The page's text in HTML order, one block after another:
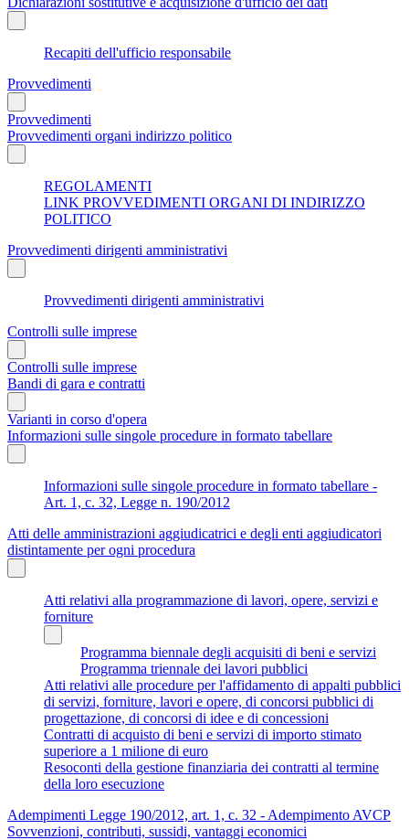
Recapiti dell'ufficio responsabile
Provvedimenti
Provvedimenti
Provvedimenti organi indirizzo politico
REGOLAMENTI
LINK PROVVEDIMENTI ORGANI DI INDIRIZZO
POLITICO
Provvedimenti dirigenti amministrativi
Provvedimenti dirigenti amministrativi
Controlli sulle imprese
Controlli sulle imprese
Bandi di gara e contratti
Varianti in corso d'opera
Informazioni sulle singole procedure in formato tabellare
Informazioni sulle singole procedure in formato tabellare -
Art. 1, c. 32, Legge n. 190/2012
Atti delle amministrazioni aggiudicatrici e degli enti aggiudicatori
distintamente per ogni procedura
Atti relativi alla programmazione di lavori, opere, servizi e
forniture
Programma biennale degli acquisiti di beni e servizi
Programma triennale dei lavori pubblici
Atti relativi alle procedure per l'affidamento di appalti pubblici
di servizi, forniture, lavori e opere, di concorsi pubblici di
progettazione, di concorsi di idee e di concessioni
Contratti di acquisto di beni e servizi di importo stimato
superiore a 1 milione di euro
Resoconti della gestione finanziaria dei contratti al termine
della loro esecuzione
Adempimenti Legge 190/2012, art. 1, c. 32 - Adempimento AVCP
Sovvenzioni, contributi, sussidi, vantaggi economici